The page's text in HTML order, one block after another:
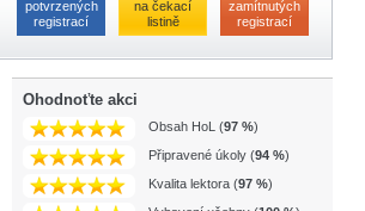
potvrzených
registrací
na čekací
listině
zamítnutých
registrací
Ohodnoťte akci
Obsah HoL (97 %)
Připravené úkoly (94 %)
Kvalita lektora (97 %)